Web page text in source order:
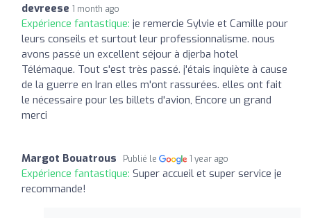
devreese 1 month ago
Expérience fantastique: je remercie Sylvie et Camille pour
leurs conseils et surtout leur professionnalisme. nous
avons passé un excellent séjour à djerba hotel
Télémaque. Tout s'est très passé. j'étais inquiète à cause
de la guerre en Iran elles m'ont rassurées. elles ont fait
le nécessaire pour les billets d'avion, Encore un grand
merci
Margot Bouatrous Publié le 1 year ago
Expérience fantastique: Super accueil et super service je
recommande!